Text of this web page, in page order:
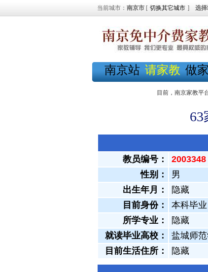
当前城市： 南京市 [ 切换其它城市 ] 选
南京站 请家教 做
目前，南京家教平
教员编号： 2003348
性别：
男
出生年月：
隐藏
目前身份： 本科毕业
所学专业：
隐藏
就读毕业高校：
盐城师
目前生活住所：
隐藏